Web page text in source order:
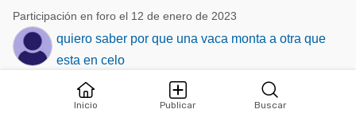
Inicio Publicar Buscar
Participación en foro el 12 de enero de 2023
quiero saber por que una vaca monta a otra que
esta en celo
Arnoldo Hernandez Segun otros comentarios de otros foristas
muchas vacas aunque ya esten cargadas algunas veces entran